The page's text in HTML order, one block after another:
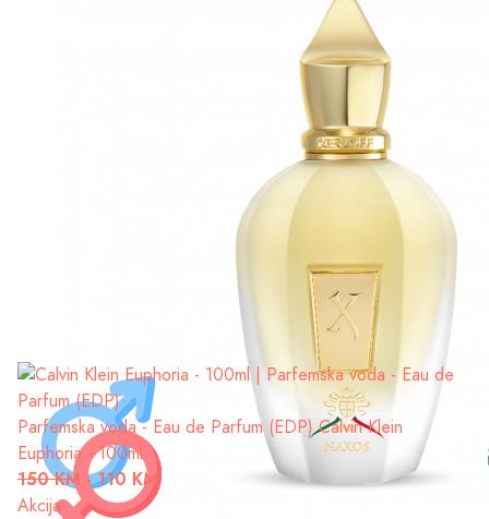
Parfemska voda - Eau de Parfum (EDP) Calvin Klein
Euphoria - 100ml
150 KM -110 KM
Akcija